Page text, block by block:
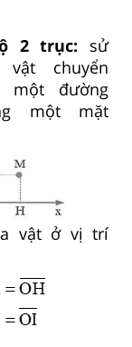
2 trục: sử
chuyển
một đường
một mặt
vật ở vị trí